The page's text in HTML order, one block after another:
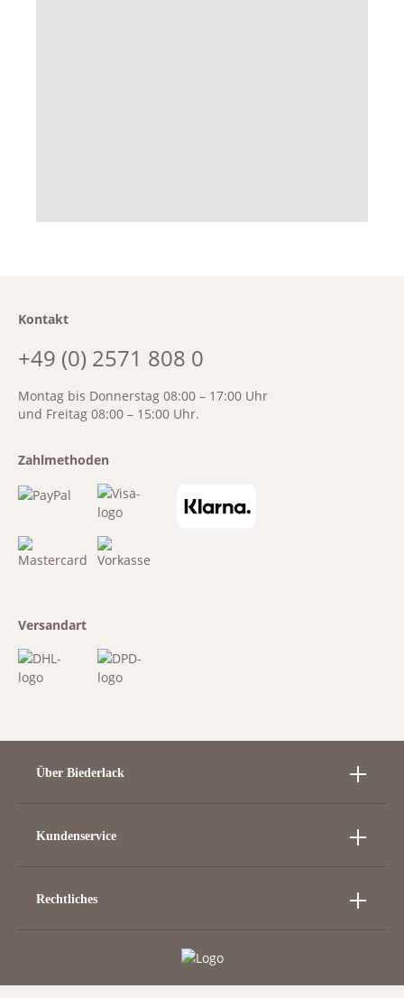
Kontakt
+49 (0) 2571 808 0
Montag bis Donnerstag 08:00 – 17:00 Uhr
und Freitag 08:00 – 15:00 Uhr.
Zahlmethoden
Versandart
Über Biederlack
Kundenservice
Rechtliches